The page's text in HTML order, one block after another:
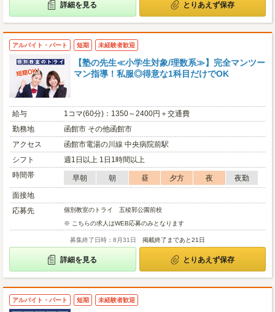
詳細を見る とりあえず保存
アルバイト・パート 短期 未経験者歓迎
【塾の先生≪小学生対象/理数系≫】完全マンツー
マン指導！私服◎得意な1科目だけでOK
給与
1コマ(60分)：1350～2400円＋交通費
勤務地
函館市 その他函館市
アクセス
函館市電湯の川線 中央病院前駅
シフト
週1日以上 1日1時間以上
時間帯
早朝 朝 昼 夕方 夜
夜勤
面接地
応募先
個別教室のトライ 五稜郭公園前校
※ こちらの求人はWEB応募のみとなります
募集終了日時：8月31日 掲載終了まであと21日
詳細を見る とりあえず保存
アルバイト・パート 短期 未経験者歓迎